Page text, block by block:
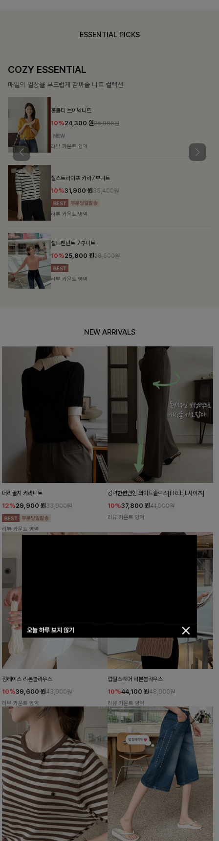
오늘 하루 보지 않기
ESSENTIAL PICKS
COZY ESSENTIAL
매일의 일상을 부드럽게 감싸줄 니트 컬렉션
론클디 브이넥니트
10%24,300 원26,900원
리뷰 카운트 영역
칠스트라이프 카라7부니트
10%31,900 원35,400원
리뷰 카운트 영역
셀드펜던트 7부니트
10%25,800 원28,600원
리뷰 카운트 영역
NEW ARRIVALS
더리골지 카라니트
12%29,900 원33,900원
리뷰 카운트 영역
강력한편안함 와이드슬랙스[FREE,L사이즈]
10%37,800 원41,900원
리뷰 카운트 영역
펌레이스 리본블라우스
10%39,600 원43,900원
리뷰 카운트 영역
럽틸스퀘어 리본블라우스
10%44,100 원48,900원
리뷰 카운트 영역